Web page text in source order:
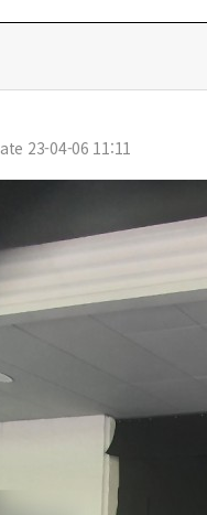
23-04-06 11:11